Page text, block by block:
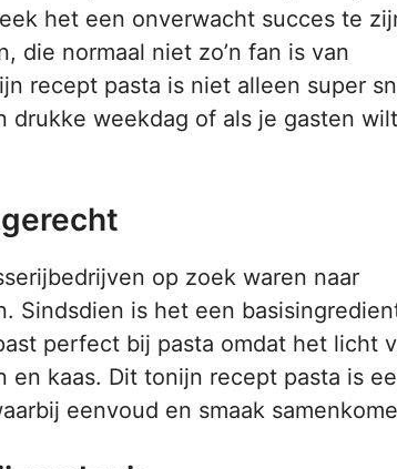
het een onverwacht succes te
die normaal niet zo’n fan is van
recept pasta is niet alleen super
drukke weekdag of als je gasten wilt
op zoek waren naar
Sindsdien is het een
perfect bij pasta omdat het licht
kaas. Dit tonijn recept pasta is
eenvoud en smaak